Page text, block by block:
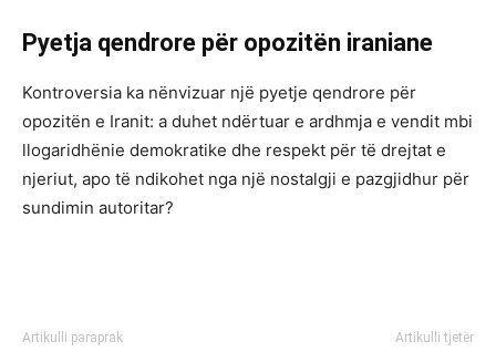
Pyetja qendrore për opozitën iraniane
Kontroversia ka nënvizuar një pyetje qendrore për
opozitën e Iranit: a duhet ndërtuar e ardhmja e vendit mbi
llogaridhënie demokratike dhe respekt për të drejtat e
njeriut, apo të ndikohet nga një nostalgji e pazgjidhur për
sundimin autoritar?
Artikulli paraprak Artikulli tjetër